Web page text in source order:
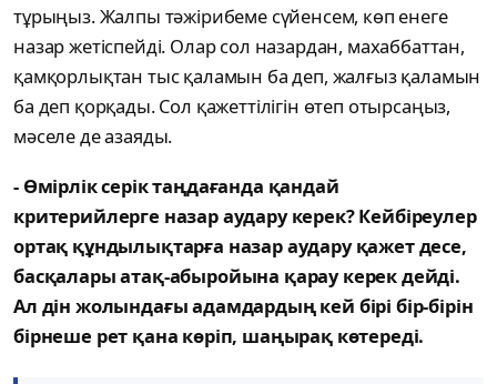
тұрыңыз. Жалпы тәжірибеме сүйенсем, көп енеге
назар жетіспейді. Олар сол назардан, махаббаттан,
қамқорлықтан тыс қаламын ба деп, жалғыз қаламын
ба деп қорқады. Сол қажеттілігін өтеп отырсаңыз,
мәселе де азаяды.
- Өмірлік серік таңдағанда қандай
критерийлерге назар аудару керек? Кейбіреулер
ортақ құндылықтарға назар аудару қажет десе,
басқалары атақ-абыройына қарау керек дейді.
Ал дін жолындағы адамдардың кей бірі бір-бірін
бірнеше рет қана көріп, шаңырақ көтереді.